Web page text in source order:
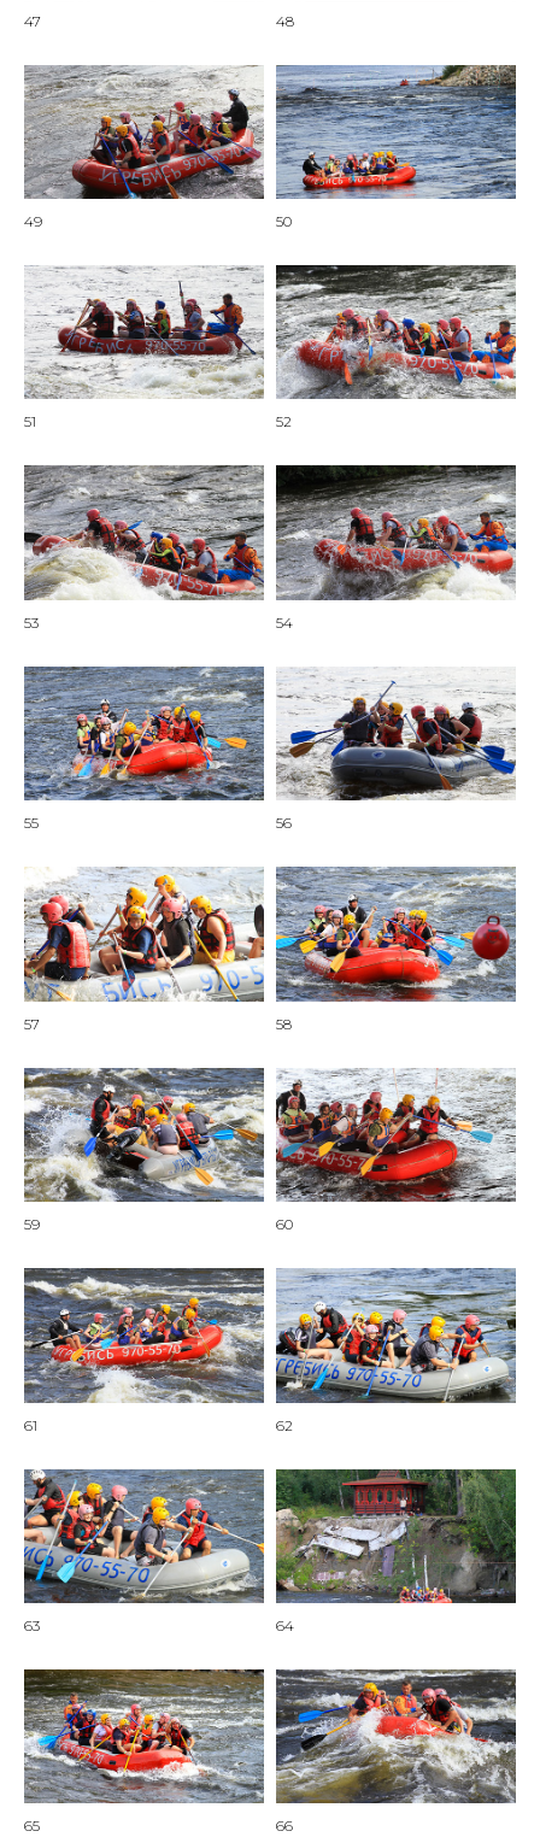
47 48
49 50
51 52
53 54
55 56
57 58
59 60
61 62
63 64
65 66